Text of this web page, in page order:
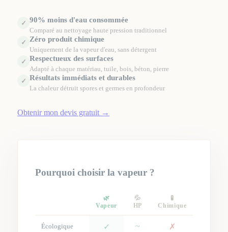
✓ 90% moins d'eau consommée
Comparé au nettoyage haute pression traditionnel
✓ Zéro produit chimique
Uniquement de la vapeur d'eau, sans détergent
✓ Respectueux des surfaces
Adapté à chaque matériau, tuile, bois, béton, pierre
✓ Résultats immédiats et durables
La chaleur détruit spores et germes en profondeur
Obtenir mon devis gratuit →
Pourquoi choisir la vapeur ?
🌿
Vapeur
💦
HP
🧪
Chimique
Écologique ✓ ~ ✗